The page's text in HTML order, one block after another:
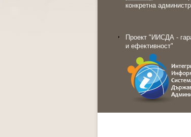
конкретна
Проект "ИИСДА -
и ефективност"